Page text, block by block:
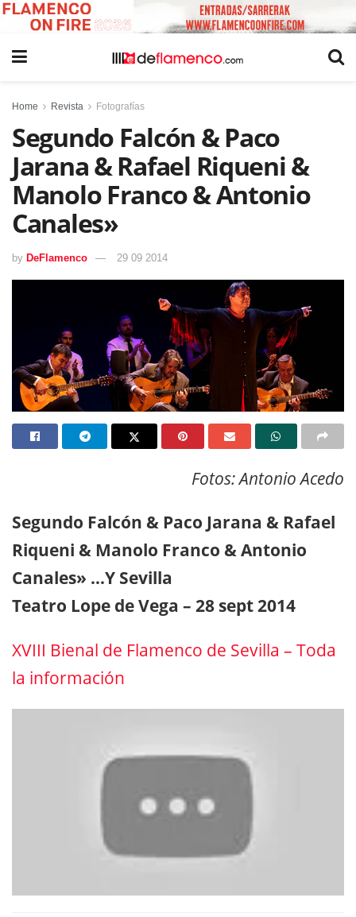
Home Revista Fotografías
Segundo Falcón & Paco
Jarana & Rafael Riqueni &
Manolo Franco & Antonio
Canales»
by DeFlamenco 29 09 2014
Fotos: Antonio Acedo
Segundo Falcón & Paco Jarana & Rafael
Riqueni & Manolo Franco & Antonio
Canales» …Y Sevilla
Teatro Lope de Vega – 28 sept 2014
XVIII Bienal de Flamenco de Sevilla – Toda
la información